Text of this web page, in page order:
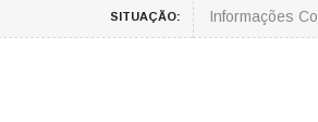
SITUAÇÃO: Informações